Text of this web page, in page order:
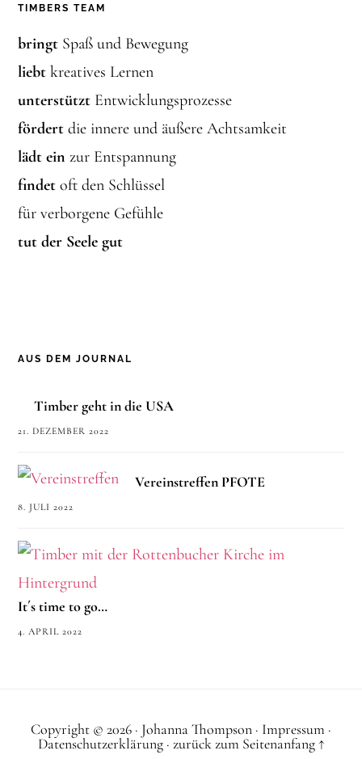
TIMBERS TEAM
bringt Spaß und Bewegung
liebt kreatives Lernen
unterstützt Entwicklungsprozesse
fördert die innere und äußere Achtsamkeit
lädt ein zur Entspannung
findet oft den Schlüssel
für verborgene Gefühle
tut der Seele gut
AUS DEM JOURNAL
Timber geht in die USA
21. DEZEMBER 2022
Vereinstreffen PFOTE
8. JULI 2022
It´s time to go…
4. APRIL 2022
Copyright © 2026 · Johanna Thompson · Impressum ·
Datenschutzerklärung· zurück zum Seitenanfang ↑